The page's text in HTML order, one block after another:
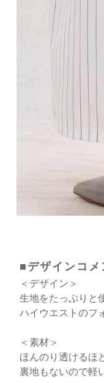
■デザインコメ
＜デザイン＞
生地をたっぷりと
ハイウエストのフ
＜素材＞
ほんのり透けるほ
裏地もないので軽